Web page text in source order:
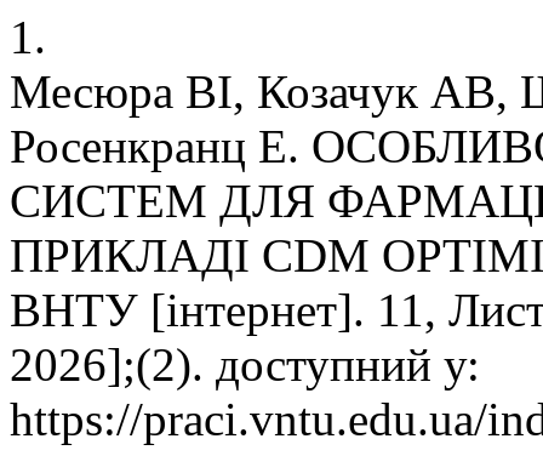
1.
Месюра ВІ, Козачук АВ,
Росенкранц Е.
СИСТЕМ ДЛЯ
ПРИКЛАДІ CDM
ВНТУ [інтернет]. 11,
2026];(2). доступний у:
https://praci.vntu.edu.ua/